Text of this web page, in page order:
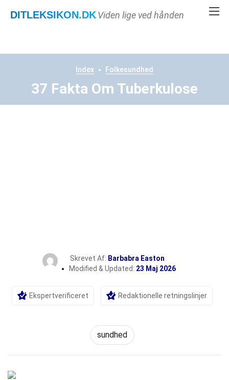
DITLEKSIKON.DKViden lige ved hånden
Index Folkesundhed
37 Fakta Om Tuberkulose
Skrevet Af: Barbabra Easton
Modified & Updated: 23 Maj 2026
Ekspertverificeret Redaktionelle retningslinjer
sundhed